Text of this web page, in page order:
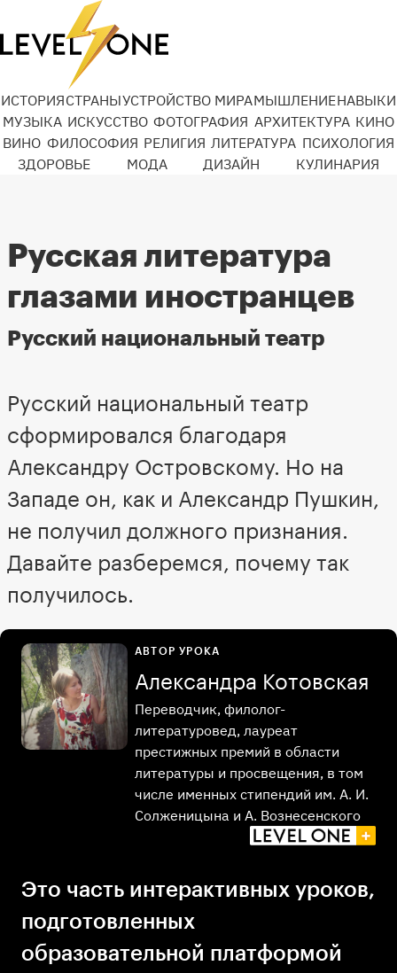
ИСТОРИЯСТРАНЫУСТРОЙСТВО МИРАМЫШЛЕНИЕНАВЫКИ
МУЗЫКА ИСКУССТВО ФОТОГРАФИЯ АРХИТЕКТУРА КИНО
ВИНО ФИЛОСОФИЯ РЕЛИГИЯ ЛИТЕРАТУРА ПСИХОЛОГИЯ
ЗДОРОВЬЕ
МОДА ДИЗАЙН КУЛИНАРИЯ
Русская литература
глазами иностранцев
Русский национальный театр
Русский национальный театр
сформировался благодаря
Александру Островскому. Но на
Западе он, как и Александр Пушкин,
не получил должного признания.
Давайте разберемся, почему так
получилось.
Это часть интерактивных уроков,
подготовленных
образовательной платформой
АВТОР УРОКА
Александра Котовская
Переводчик, филолог-
литературовед, лауреат
престижных премий в области
литературы и просвещения, в том
числе именных стипендий им. А. И.
Солженицына и А. Вознесенского